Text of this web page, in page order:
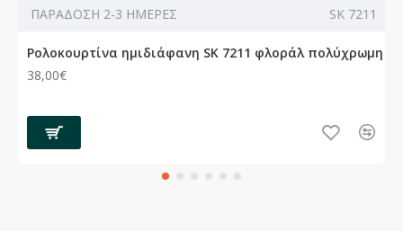
ΠΑΡΑΔΟΣΗ 2-3 ΗΜΕΡΕΣ SK 7211
Ρολοκουρτίνα ημιδιάφανη SK 7211 φλοράλ πολύχρωμη
38,00€